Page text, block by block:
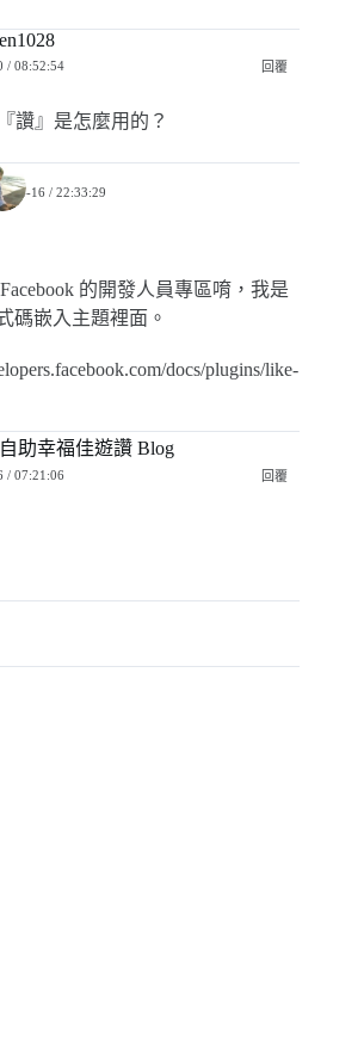
/ 08:52:54 回覆
讚』是怎麼用的？
04-16 / 22:33:29
的開發人員專區唷，我是
碼嵌入主題裡面。
docs/plugins/like-
助幸福佳遊讚 Blog
/ 07:21:06 回覆